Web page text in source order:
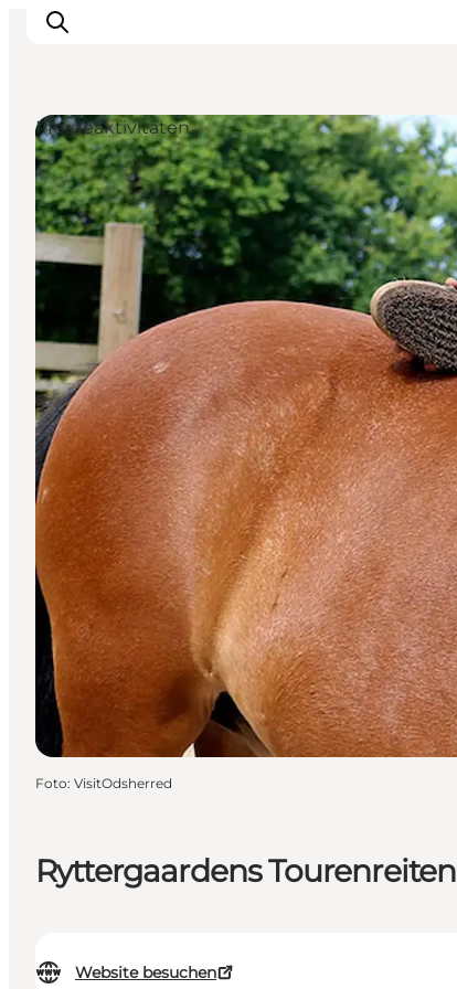
Inspiration
Regionen
Erlebnisse
Unterkünfte
Reiseplanung
Ryttergaardens Tourenreiten
Website besuchen
Pferdeaktivitäten
Foto: VisitOdsherred